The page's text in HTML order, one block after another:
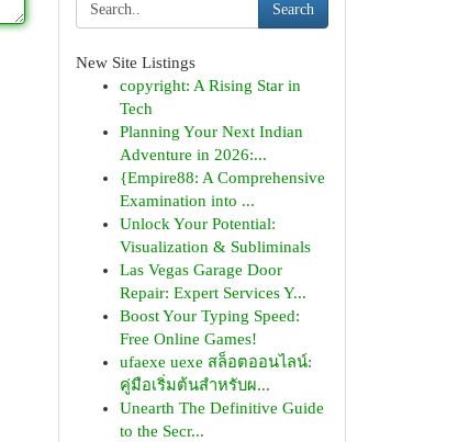
Search
New Site Listings
copyright: A Rising Star in
Tech
Planning Your Next Indian
Adventure in 2026:...
{Empire88: A Comprehensive
Examination into ...
Unlock Your Potential:
Visualization & Subliminals
Las Vegas Garage Door
Repair: Expert Services Y...
Boost Your Typing Speed:
Free Online Games!
ufaexe uexe สล็อตออนไลน์:
คู่มือเริ่มต้นสำหรับผ...
Unearth The Definitive Guide
to the Secr...